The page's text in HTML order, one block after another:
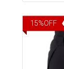
15%OFF